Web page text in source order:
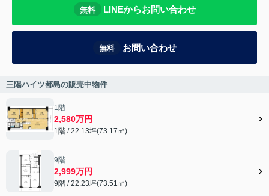
無料 LINEからお問い合わせ
無料 お問い合わせ
三陽ハイツ都島の販売中物件
1階
2,580万円
1階 / 22.13坪(73.17㎡)
9階
2,999万円
9階 / 22.23坪(73.51㎡)